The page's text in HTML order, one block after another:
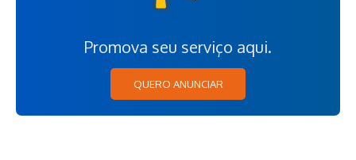
Promova seu serviço aqui.
QUERO ANUNCIAR